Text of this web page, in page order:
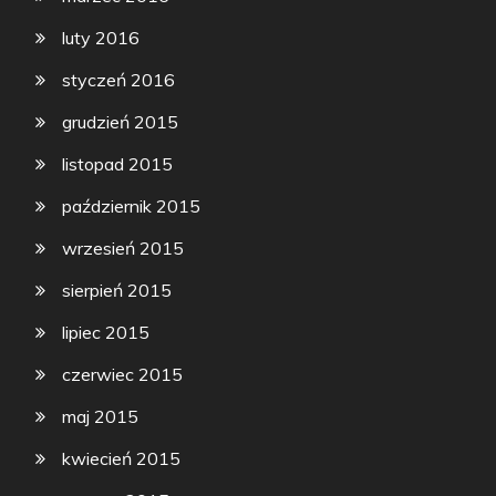
luty 2016
styczeń 2016
grudzień 2015
listopad 2015
październik 2015
wrzesień 2015
sierpień 2015
lipiec 2015
czerwiec 2015
maj 2015
kwiecień 2015